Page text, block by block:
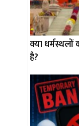
क्या धर्मस्थलों
है?